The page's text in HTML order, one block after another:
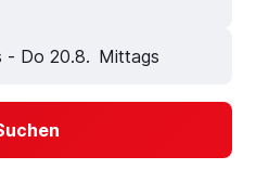
- Do 20.8. Mittags